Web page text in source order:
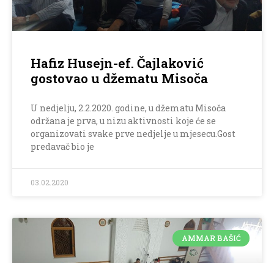
Hafiz Husejn-ef. Čajlaković
gostovao u džematu Misoča
U nedjelju, 2.2.2020. godine, u džematu Misoča
održana je prva, u nizu aktivnosti koje će se
organizovati svake prve nedjelje u mjesecu.Gost
predavač bio je
03.02.2020
AMMAR BAŠIĆ